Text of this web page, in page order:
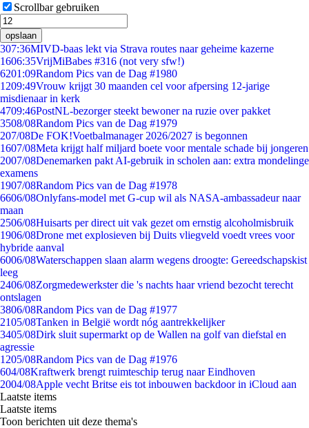
Scrollbar gebruiken
opslaan
307:36MIVD-baas lekt via Strava routes naar geheime kazerne
1606:35VrijMiBabes #316 (not very sfw!)
6201:09Random Pics van de Dag #1980
1209:49Vrouw krijgt 30 maanden cel voor afpersing 12-jarige
misdienaar in kerk
4709:46PostNL-bezorger steekt bewoner na ruzie over pakket
3508/08Random Pics van de Dag #1979
207/08De FOK!Voetbalmanager 2026/2027 is begonnen
1607/08Meta krijgt half miljard boete voor mentale schade bij jongeren
2007/08Denemarken pakt AI-gebruik in scholen aan: extra mondelinge
examens
1907/08Random Pics van de Dag #1978
6606/08Onlyfans-model met G-cup wil als NASA-ambassadeur naar
maan
2506/08Huisarts per direct uit vak gezet om ernstig alcoholmisbruik
1906/08Drone met explosieven bij Duits vliegveld voedt vrees voor
hybride aanval
6006/08Waterschappen slaan alarm wegens droogte: Gereedschapskist
leeg
2406/08Zorgmedewerkster die 's nachts haar vriend bezocht terecht
ontslagen
3806/08Random Pics van de Dag #1977
2105/08Tanken in België wordt nóg aantrekkelijker
3405/08Dirk sluit supermarkt op de Wallen na golf van diefstal en
agressie
1205/08Random Pics van de Dag #1976
604/08Kraftwerk brengt ruimteschip terug naar Eindhoven
2004/08Apple vecht Britse eis tot inbouwen backdoor in iCloud aan
Laatste items
Laatste items
Toon berichten uit deze thema's